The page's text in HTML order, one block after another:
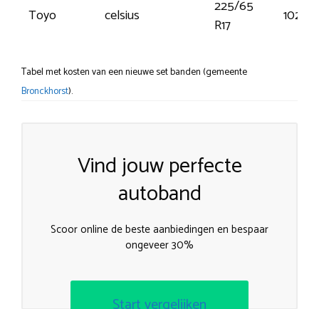
Toyo celsius
225/65
R17
102H
Tabel met kosten van een nieuwe set banden (gemeente
Bronckhorst).
Vind jouw perfecte
autoband
Scoor online de beste aanbiedingen en bespaar
ongeveer 30%